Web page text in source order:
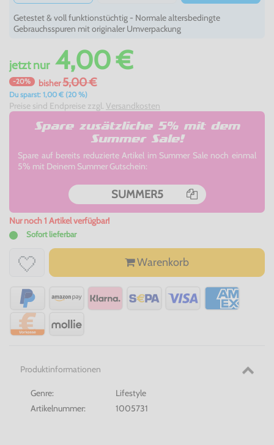
Getestet & voll funktionstüchtig - Normale altersbedingte
Gebrauchsspuren mit originaler Umverpackung
jetztnur4,00 €
-20% bisher5,00 €
Du sparst: 1,00 € (20 %)
Preise sind Endpreise zzgl. Versandkosten
Spare zusätzliche 5% mit dem
Summer Sale!
Spare auf bereits reduzierte Artikel im Summer Sale noch einmal
5% mit Deinem Summer Gutschein:
SUMMER5
Nur noch 1 Artikel verfügbar!
Sofort lieferbar
Warenkorb
Produktinformationen
Genre:
Lifestyle
Artikelnummer:
1005731